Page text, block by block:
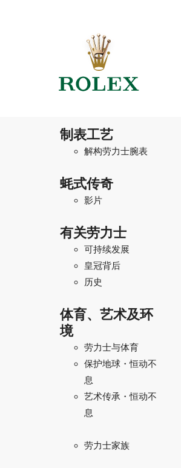
制表工艺
解构劳力士腕表
蚝式传奇
影片
有关劳力士
可持续发展
皇冠背后
历史
体育、艺术及环
境
劳力士与体育
保护地球・恒动不
息
艺术传承・恒动不
息
劳力士家族